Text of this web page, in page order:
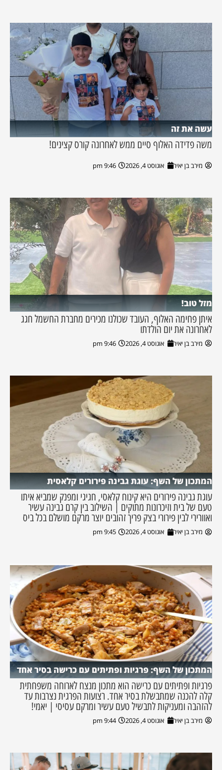
עשה את זה
משה פדידה האלוף סיים ממש לאחרונה קורס קצינים!
מירב בן יאיר אוגוסט 4, 2026 9:46 pm
מזל טוב!
איתן פחימה האלוף, העובד שכולנו מכירים מחברת החשמל חגג
לאחרונה את יום הולדתו
מירב בן יאיר אוגוסט 4, 2026 9:46 pm
המתכון של השף: עוגת גבינה פירורים קלאסית
עוגת גבינה פירורים היא קינוח קלאסי, חגיגי ומפנק שמביא איתו
טעם של בית וזיכרונות מתוקים | השילוב בין קרם גבינה עשיר
ואוורירי לבין פירורי בצק פריך זהובים יוצר מרקם מושלם בכל ביס
מירב בן יאיר אוגוסט 4, 2026 9:45 pm
המתכון של השף: פרגיות ופתיתים עם כרישה בסיר אחד
פרגיות ופתיתים עם כרישה הוא מתכון מנצח לארוחה משפחתית
קלה להכנה שמתבשלת בסיר אחד. רצועות הפרגית נצרבות עד
להזהבה ומעניקות לתבשיל טעם עשיר ומרקם עסיסי | יאמי!
מירב בן יאיר אוגוסט 4, 2026 9:44 pm